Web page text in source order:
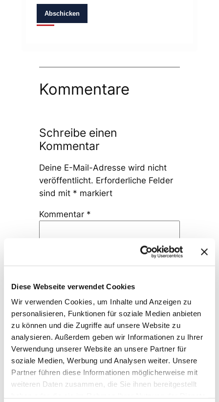
Diese Webseite verwendet Cookies
Wir verwenden Cookies, um Inhalte und Anzeigen zu
personalisieren, Funktionen für soziale Medien anbieten
zu können und die Zugriffe auf unsere Website zu
analysieren. Außerdem geben wir Informationen zu Ihrer
Verwendung unserer Website an unsere Partner für
soziale Medien, Werbung und Analysen weiter. Unsere
Partner führen diese Informationen möglicherweise mit
weiteren Daten zusammen, die Sie ihnen bereitgestellt
Abschicken
Kommentare
Schreibe einen
Kommentar
Deine E-Mail-Adresse wird nicht
veröffentlicht. Erforderliche Felder
sind mit * markiert
Kommentar *
Name *
E-Mail-Adresse *
Website